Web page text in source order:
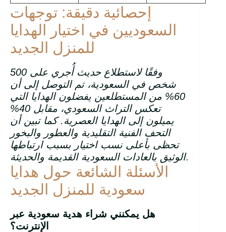
إحصائية دقيقة: توجهات
السعوديين في اختيار الهدايا
للمنزل الجديد
وفقًا لاستطلاع حديث أُجري على 500
شخص في السعودية، تم التوصل إلى أن
60% من المستطلعين يفضلون الهدايا التي
تعكس التراث السعودي، مقابل 40%
يميلون إلى الهدايا العصرية. كما تبين أن
التحف الفنية التقليدية والعطور والبخور
تحظى بأعلى نسب اختيار بسبب ارتباطها
الوثيق بالعادات السعودية القديمة والحديثة.
الأسئلة الشائعة حول هدايا
سعودية للمنزل الجديد
هل يمكنني شراء هدية سعودية عبر
الإنترنت؟